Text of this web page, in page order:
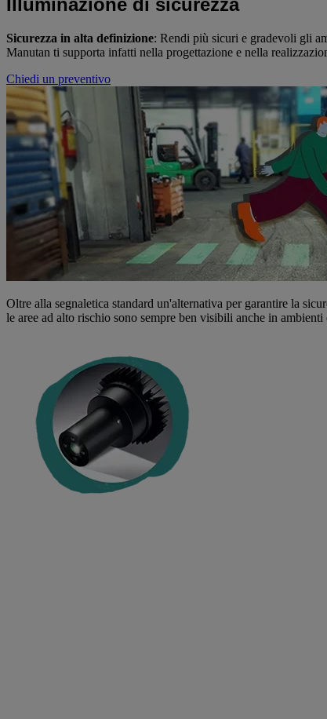
Sicurezza in alta definizione: Rendi più sicuri e gradevoli gli
Manutan ti supporta infatti nella progettazione e nella
Chiedi un preventivo
Oltre alla segnaletica standard un'alternativa per garantire la
le aree ad alto rischio sono sempre ben visibili anche in